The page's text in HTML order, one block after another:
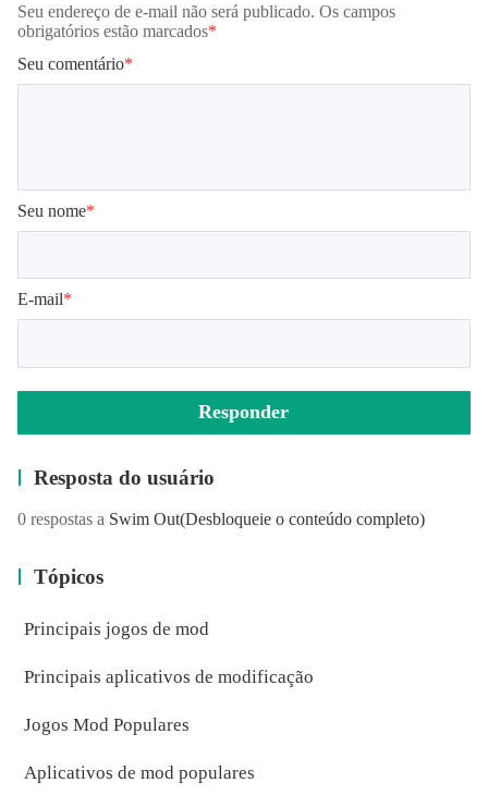
Seu endereço de e-mail não será publicado. Os campos
obrigatórios estão marcados*
Seu comentário*
Seu nome*
E-mail*
Responder
Resposta do usuário
0 respostas a Swim Out(Desbloqueie o conteúdo completo)
Tópicos
Principais jogos de mod
Principais aplicativos de modificação
Jogos Mod Populares
Aplicativos de mod populares